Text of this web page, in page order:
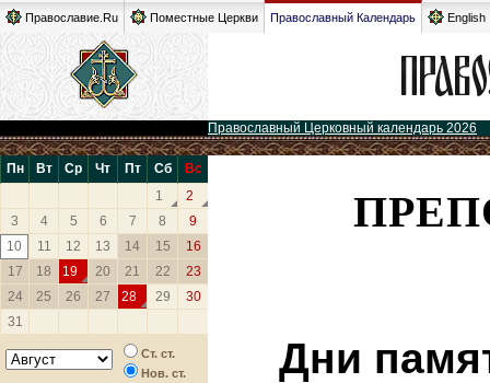
Православие.Ru Поместные Церкви Православный Календарь English
Православный Церковный календарь 2026
Пн Вт Ср Чт Пт Сб
Вс
1
2
3
4 5 6 7 8
9
10
11 12 13 14 15
16
17
18 19 20 21 22
23
24
25 26 27 28 29
30
31
Ст. ст.
Нов. ст.
Дни